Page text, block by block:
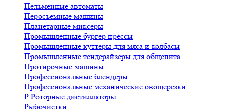
Пельменные автоматы
Перосъемные машины
Планетарные миксеры
Промышленные бургер прессы
Промышленные куттеры для мяса и колбасы
Промышленные тендерайзеры для общепита
Протирочные машины
Профессиональные блендеры
Профессиональные механические овощерезки
Р Роторные дистилляторы
Рыбочистки